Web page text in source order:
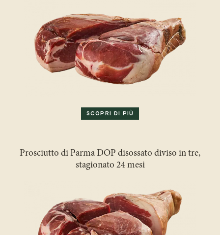
SCOPRI DI PIÙ
Prosciutto di Parma DOP disossato diviso in tre,
stagionato 24 mesi